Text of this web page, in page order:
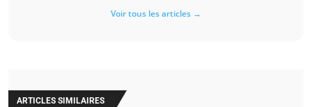
Voir tous les articles →
ARTICLES SIMILAIRES